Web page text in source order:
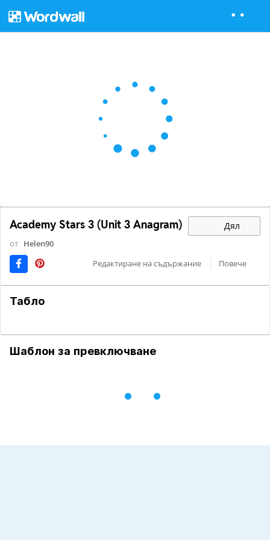
Academy Stars 3 (Unit 3 Anagram) Дял
от Helen90
Редактиране на съдържание
Повече
Табло
Шаблон за превключване